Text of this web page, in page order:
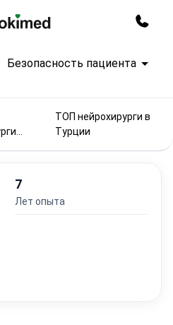
Безопасность пациента
ТОП нейрохирурги в
Турции
7
лет опыта